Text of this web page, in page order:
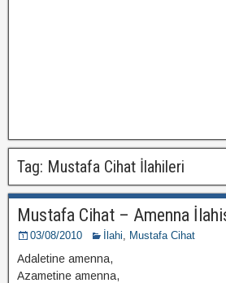
Tag: Mustafa Cihat İlahileri
Mustafa Cihat – Amenna
03/08/2010 İlahi, Mustafa Cihat
Adaletine amenna,
Azametine amenna,